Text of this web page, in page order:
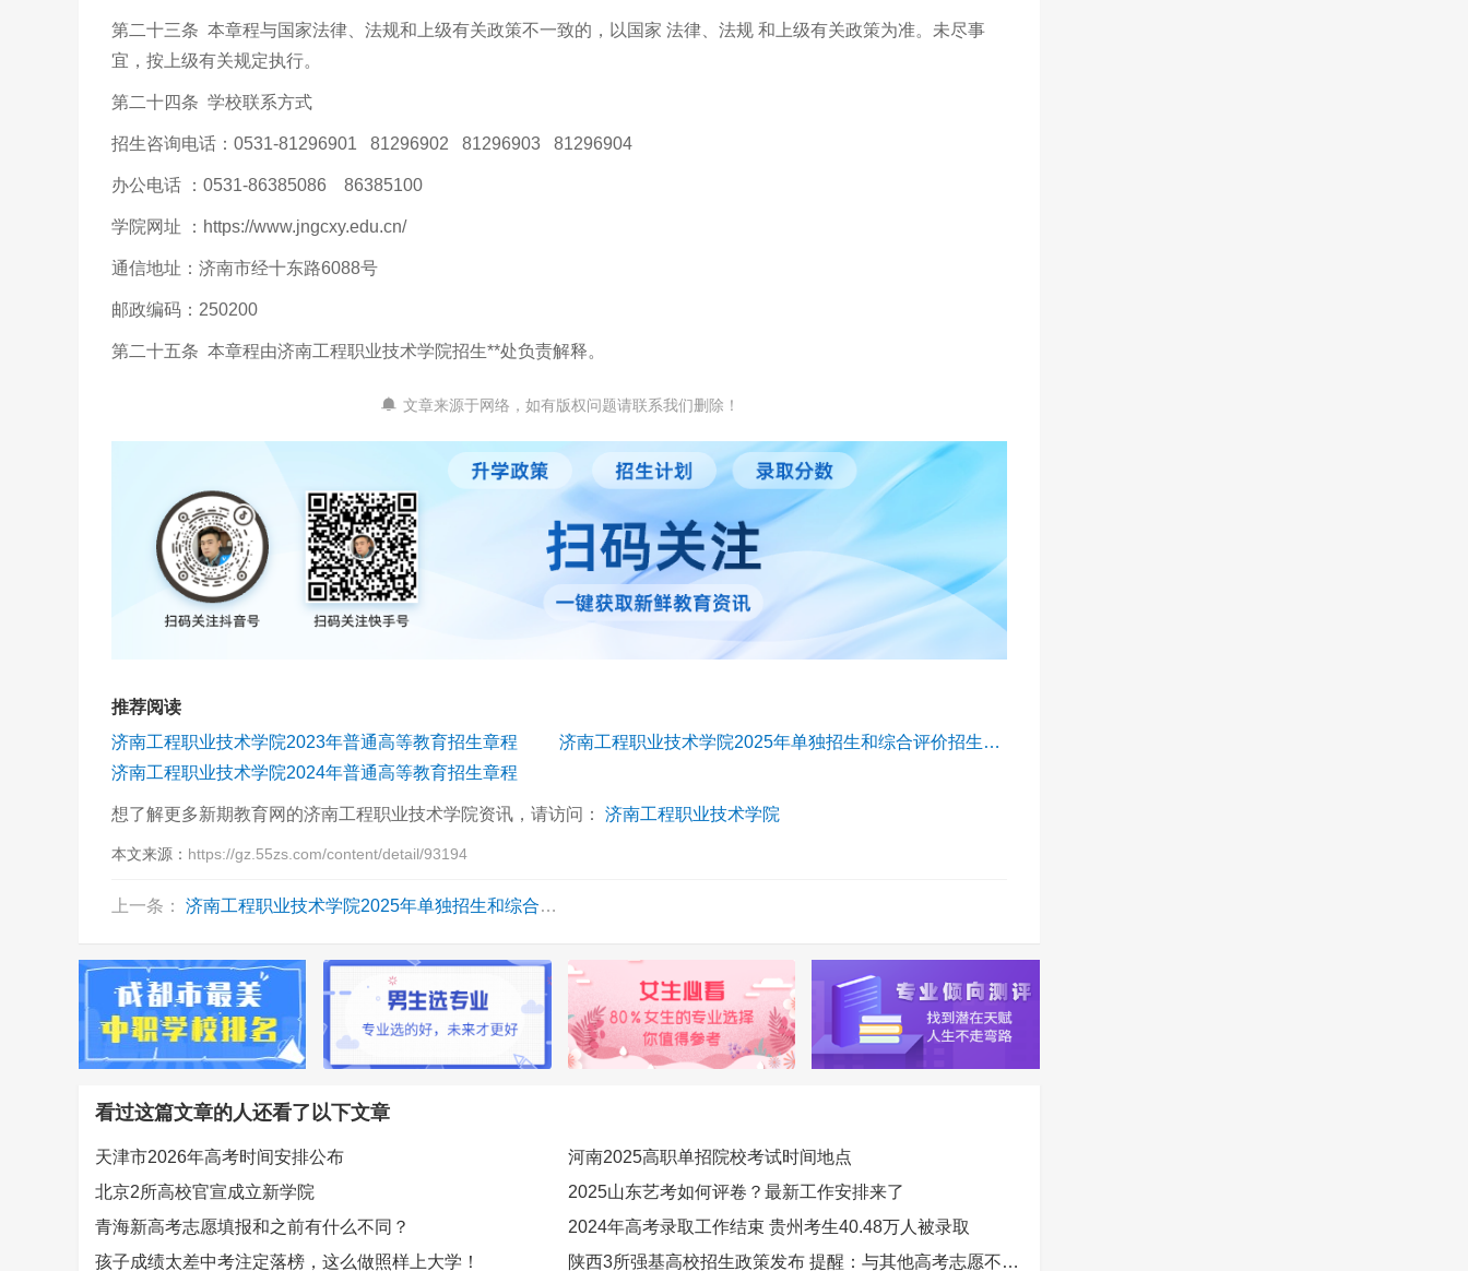
第二十三条 本章程与国家法律、法规和上级有关政策不一致的，以国家 法律、法规 和上级有关政策为准。未尽事
宜，按上级有关规定执行。
第二十四条 学校联系方式
招生咨询电话：0531-81296901 81296902 81296903 81296904
办公电话 ：0531-86385086 86385100
学院网址 ：https://www.jngcxy.edu.cn/
通信地址：济南市经十东路6088号
邮政编码：250200
第二十五条 本章程由济南工程职业技术学院招生**处负责解释。
文章来源于网络，如有版权问题请联系我们删除！
推荐阅读
济南工程职业技术学院2023年普通高等教育招生章程
济南工程职业技术学院2025年单独招生和综合评价招生章程
济南工程职业技术学院2024年普通高等教育招生章程
想了解更多新期教育网的济南工程职业技术学院资讯，请访问： 济南工程职业技术学院
本文来源： https://gz.55zs.com/content/detail/93194
上一条： 济南工程职业技术学院2025年单独招生和综合评价招生章程
看过这篇文章的人还看了以下文章
天津市2026年高考时间安排公布
河南2025高职单招院校考试时间地点
北京2所高校官宣成立新学院
2025山东艺考如何评卷？最新工作安排来了
青海新高考志愿填报和之前有什么不同？
2024年高考录取工作结束 贵州考生40.48万人被录取
孩子成绩太差中考注定落榜，这么做照样上大学！
陕西3所强基高校招生政策发布 提醒：与其他高考志愿不冲突